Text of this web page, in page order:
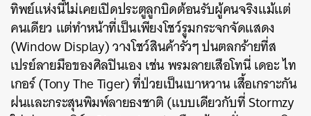
ทิพย์แห่งนี้ไม่เคยเปิดประตูลูกบิดต้อนรับผู้คนจริงแม้แต่
คนเดียว แต่ทำหน้าที่เป็นเพียงโชว์รูมกระจกจัดแสดง
(Window Display) วางโชว์สินค้ารั่วๆ ปนตลกร้ายที่ส
เปรย์ลายมือของศิลปินเอง เช่น พรมลายเสือโทนี่ เดอะ ไท
เกอร์ (Tony The Tiger) ที่ป่วยเป็นเบาหวาน เสื้อเกราะกัน
ฝนและกระสุนพิมพ์ลายธงชาติ (แบบเดียวกับที่ Stormzy